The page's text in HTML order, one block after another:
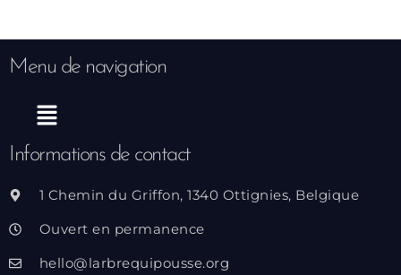
Menu de navigation
Menu
Informations de contact
1 Chemin du Griffon, 1340 Ottignies, Belgique
Ouvert en permanence
hello@larbrequipousse.org